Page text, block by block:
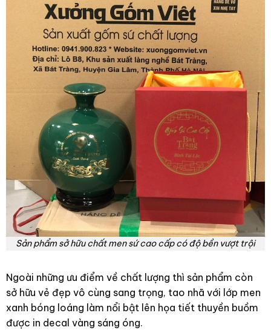
Sản phẩm sở hữu chất men sứ cao cấp có độ bền vượt trội
Ngoài những ưu điểm về chất lượng thì sản phẩm còn
sở hữu vẻ đẹp vô cùng sang trọng, tao nhã với lớp men
xanh bóng loáng làm nổi bật lên họa tiết thuyền buồm
được in decal vàng sáng óng.